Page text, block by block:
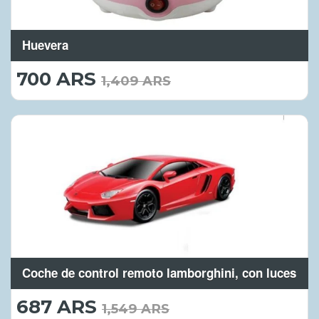
Huevera
700 ARS 700.00
ARS
1,409 ARS
Coche de control remoto lamborghini, con luces
687 ARS 687.00
1,549 ARS